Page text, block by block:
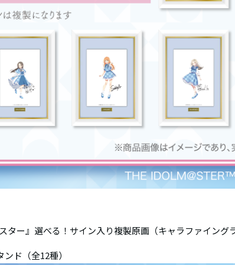
スター』選べる！サイン入り複製原画（キャラファイ
ンド（全12種）